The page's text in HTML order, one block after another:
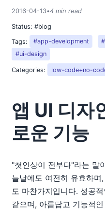
2016-04-13•4 min read
Status: #blog
Tags:
#app-development
#ui-design
Categories: low-code+no-
앱 UI 디자
로운 기능
"첫인상이 전부다"라는 말
늘날에도 여전히 유효하
도 마찬가지입니다. 성공
같으며, 아름답고 기능적